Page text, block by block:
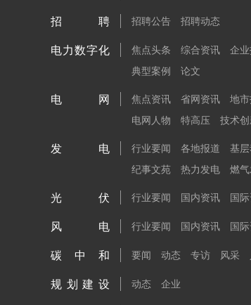
招聘 招聘公告 招聘动态
电力数字化 焦点头条 综合资讯 企
典型案例
论文
电网 焦点资讯 省网资讯 地
电网人物
特高压 技术
发电 行业要闻 各地报道 基
纪事文苑
热力发电 燃
光伏 行业要闻 国内资讯 国
风电 行业要闻 国内资讯 国
碳中和 要闻 动态 专访 风采
规划建设 动态 企业